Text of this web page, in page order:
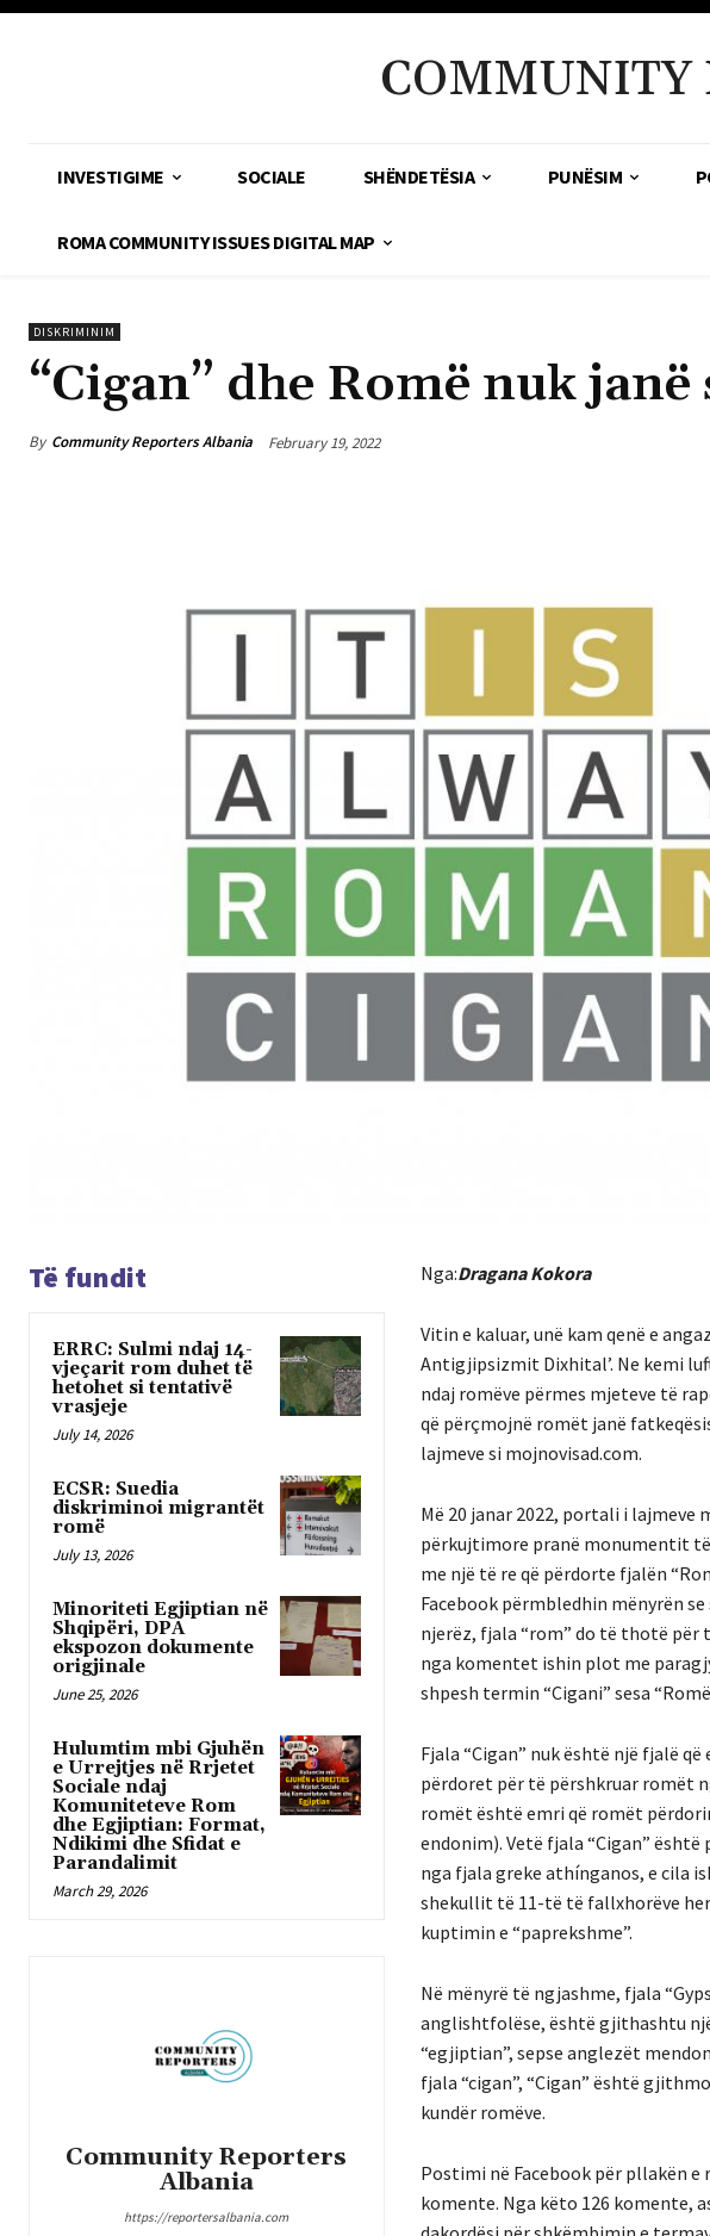
COMMUNITY
INVESTIGIME SOCIALE SHËNDETËSIA PUNËSIM
ROMA COMMUNITY ISSUES DIGITAL MAP
DISKRIMINIM
“Cigan” dhe Romë nuk
By Community Reporters Albania February 19, 2022
Të fundit
ERRC: Sulmi ndaj 14-
vjeçarit rom duhet të
hetohet si tentativë
vrasjeje
July 14, 2026
ECSR: Suedia
diskriminoi migrantët
romë
July 13, 2026
Minoriteti Egjiptian në
Shqipëri, DPA
ekspozon dokumente
origjinale
June 25, 2026
Hulumtim mbi Gjuhën
e Urrejtjes në Rrjetet
Sociale ndaj
Komuniteteve Rom
dhe Egjiptian: Format,
Ndikimi dhe Sfidat e
Parandalimit
March 29, 2026
Community Reporters
Albania
https://reportersalbania.com
Nga:Dragana Kokora
Vitin e kaluar, unë kam qenë e
Antigjipsizmit Dixhital’. Ne kemi
ndaj romëve përmes mjeteve të
që përçmojnë romët janë
lajmeve si mojnovisad.com.
Më 20 janar 2022, portali i
përkujtimore pranë monumentit të
me një të re që përdorte fjalën
Facebook përmbledhin mënyrën
njerëz, fjala “rom” do të thotë për
nga komentet ishin plot me
shpesh termin “Cigani” sesa
Fjala “Cigan” nuk është një fjalë
përdoret për të përshkruar romët
romët është emri që romët
endonim). Vetë fjala “Cigan”
nga fjala greke athínganos, e cila
shekullit të 11-të të fallxhorëve
kuptimin e “paprekshme”.
Në mënyrë të ngjashme, fjala
anglishtfolëse, është gjithashtu
“egjiptian”, sepse anglezët
fjala “cigan”, “Cigan” është
kundër romëve.
Postimi në Facebook për pllakën
komente. Nga këto 126 komente,